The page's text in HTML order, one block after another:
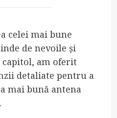
celei mai bune
de nevoile și
capitol, am oferit
detaliate pentru a
mai bună antena